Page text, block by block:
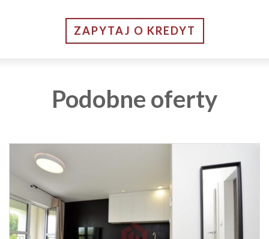
ZAPYTAJ O KREDYT
Podobne oferty